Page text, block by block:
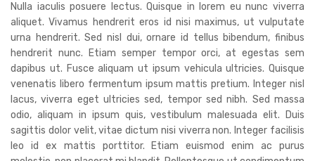
Nulla iaculis posuere lectus. Quisque in lorem eu nunc viverra
aliquet. Vivamus hendrerit eros id nisi maximus, ut vulputate
urna hendrerit. Sed nisl dui, ornare id tellus bibendum, finibus
hendrerit nunc. Etiam semper tempor orci, at egestas sem
dapibus ut. Fusce aliquam ut ipsum vehicula ultricies. Quisque
venenatis libero fermentum ipsum mattis pretium. Integer nisl
lacus, viverra eget ultricies sed, tempor sed nibh. Sed massa
odio, aliquam in ipsum quis, vestibulum malesuada elit. Duis
sagittis dolor velit, vitae dictum nisi viverra non. Integer facilisis
leo id ex mattis porttitor. Etiam euismod enim ac purus